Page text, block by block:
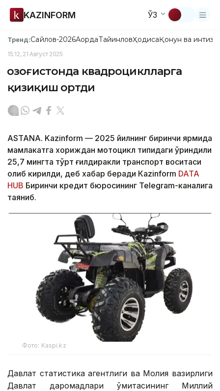
KAZINFORM ЎЗ
Тренд:Сайлов-2026АқордаТайинловҲодисаҚонун ва
15:12, 21 Август 2025
Қозоғистонда квадроциклларга
қизиқиш ортди
ASTANA. Kazinform — 2025 йилнинг биринчи ярмида
мамлакатга хориждан мотоцикл типидаги ўриндиқли
25,7 мингта тўрт ғилдиракли транспорт воситаси
олиб кирилди, деб хабар беради Кazinform DATA
HUB Биринчи кредит бюросининг Теlegram-каналига
таяниб.
Фото: Kaspi.kz
Давлат статистика агентлиги ва Молия вазирлиги
Давлат даромадлари қўмитасининг Миллий